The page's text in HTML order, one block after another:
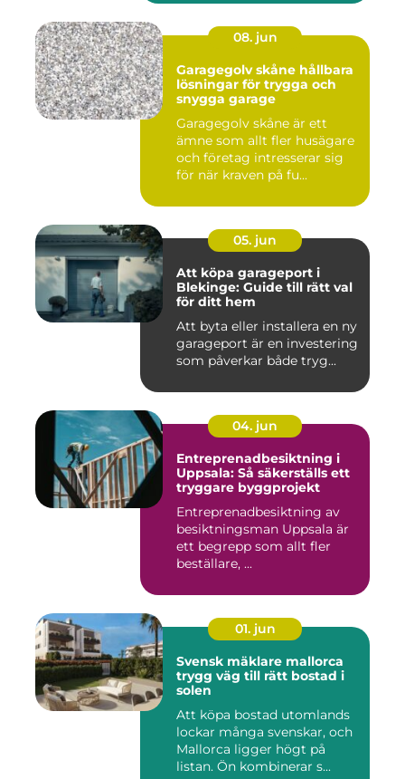
08. jun
Garagegolv skåne hållbara
lösningar för trygga och
snygga garage
Garagegolv skåne är ett
ämne som allt fler husägare
och företag intresserar sig
för när kraven på fu...
05. jun
Att köpa garageport i
Blekinge: Guide till rätt val
för ditt hem
Att byta eller installera en ny
garageport är en investering
som påverkar både tryg...
04. jun
Entreprenadbesiktning i
Uppsala: Så säkerställs ett
tryggare byggprojekt
Entreprenadbesiktning av
besiktningsman Uppsala är
ett begrepp som allt fler
beställare, ...
01. jun
Svensk mäklare mallorca
trygg väg till rätt bostad i
solen
Att köpa bostad utomlands
lockar många svenskar, och
Mallorca ligger högt på
listan. Ön kombinerar s...